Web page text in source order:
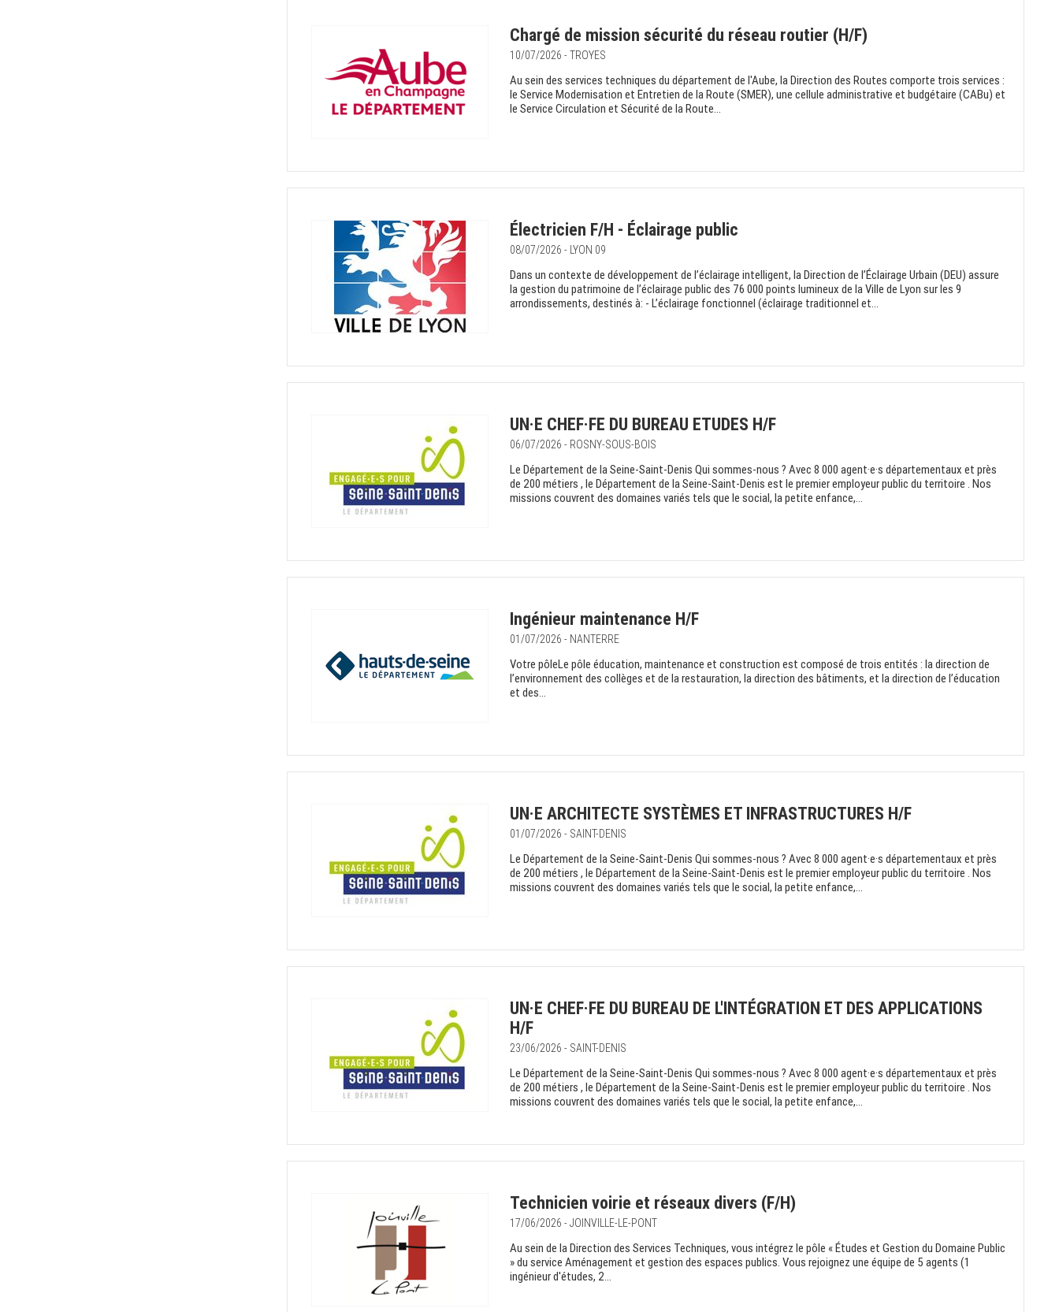
Chargé de mission sécurité du réseau routier (H/F)
10/07/2026 - TROYES
Au sein des services techniques du département de l'Aube, la Direction des Routes comporte trois services :
le Service Modernisation et Entretien de la Route (SMER), une cellule administrative et budgétaire (CABu) et
le Service Circulation et Sécurité de la Route...
Électricien F/H - Éclairage public
08/07/2026 - LYON 09
Dans un contexte de développement de l’éclairage intelligent, la Direction de l’Éclairage Urbain (DEU) assure
la gestion du patrimoine de l’éclairage public des 76 000 points lumineux de la Ville de Lyon sur les 9
arrondissements, destinés à: - L’éclairage fonctionnel (éclairage traditionnel et...
UN·E CHEF·FE DU BUREAU ETUDES H/F
06/07/2026 - ROSNY-SOUS-BOIS
Le Département de la Seine-Saint-Denis Qui sommes-nous ? Avec 8 000 agent·e·s départementaux et près
de 200 métiers , le Département de la Seine-Saint-Denis est le premier employeur public du territoire . Nos
missions couvrent des domaines variés tels que le social, la petite enfance,...
Ingénieur maintenance H/F
01/07/2026 - NANTERRE
Votre pôleLe pôle éducation, maintenance et construction est composé de trois entités : la direction de
l’environnement des collèges et de la restauration, la direction des bâtiments, et la direction de l’éducation
et des...
UN·E ARCHITECTE SYSTÈMES ET INFRASTRUCTURES H/F
01/07/2026 - SAINT-DENIS
Le Département de la Seine-Saint-Denis Qui sommes-nous ? Avec 8 000 agent·e·s départementaux et près
de 200 métiers , le Département de la Seine-Saint-Denis est le premier employeur public du territoire . Nos
missions couvrent des domaines variés tels que le social, la petite enfance,...
UN·E CHEF·FE DU BUREAU DE L'INTÉGRATION ET DES APPLICATIONS
H/F
23/06/2026 - SAINT-DENIS
Le Département de la Seine-Saint-Denis Qui sommes-nous ? Avec 8 000 agent·e·s départementaux et près
de 200 métiers , le Département de la Seine-Saint-Denis est le premier employeur public du territoire . Nos
missions couvrent des domaines variés tels que le social, la petite enfance,...
Technicien voirie et réseaux divers (F/H)
17/06/2026 - JOINVILLE-LE-PONT
Au sein de la Direction des Services Techniques, vous intégrez le pôle « Études et Gestion du Domaine Public
» du service Aménagement et gestion des espaces publics. Vous rejoignez une équipe de 5 agents (1
ingénieur d'études, 2...